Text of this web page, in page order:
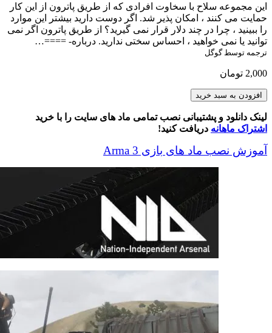
این مجموعه سلاح با سخاوت افرادی که از طریق پاترون از این کار
حمایت می کنند ، امکان پذیر شد. اگر دوست دارید بیشتر این موارد
را ببینید ، چرا در چند دلار قرار نمی گیرید؟ از طریق پاترون اگر نمی
توانید یا نمی خواهید ، احساس سختی ندارید. درباره- ====…
ترجمه توسط گوگل
2,000 تومان
NIArms
HK416
Rifles
عدد
افزودن به سبد خرید
لینک دانلود و پشتیبانی نصب تمامی ماد های سایت را با خرید
اشتراک ماهانه دریافت کنید!
آموزش نصب ماد های بازی Arma 3